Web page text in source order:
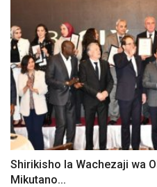
Shirikisho la Wachezaji wa
Mikutano...